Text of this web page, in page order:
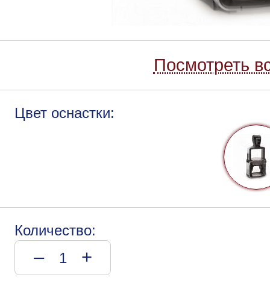
Посмотреть
Цвет оснастки:
Количество:
– +